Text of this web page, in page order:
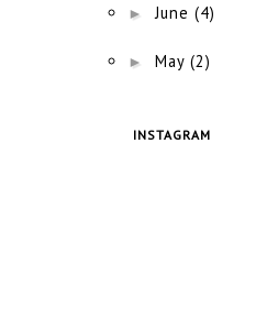
►June(4)
►May(2)
INSTAGRAM